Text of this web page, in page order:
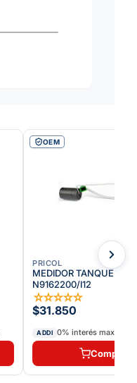
OEM
PRICOL
MEDIDOR TANQUE
N9162200/I12
☆☆☆☆☆
$31.850
ADDI 0% interés max.
Comprar